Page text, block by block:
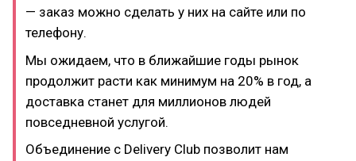
— заказ можно сделать у них на сайте или по
телефону.
Мы ожидаем, что в ближайшие годы рынок
продолжит расти как минимум на 20% в год, а
доставка станет для миллионов людей
повседневной услугой.
Объединение с Delivery Club позволит нам